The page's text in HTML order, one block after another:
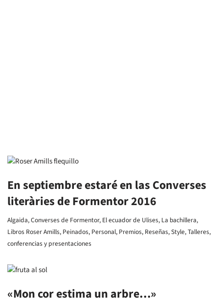
En septiembre estaré en las Converses
literàries de Formentor 2016
Algaida,Converses de Formentor, El ecuador de Ulises, La bachillera,
Libros Roser Amills, Peinados, Personal, Premios, Reseñas,Style,Talleres,
conferencias y presentaciones
«Mon cor estima un arbre…»